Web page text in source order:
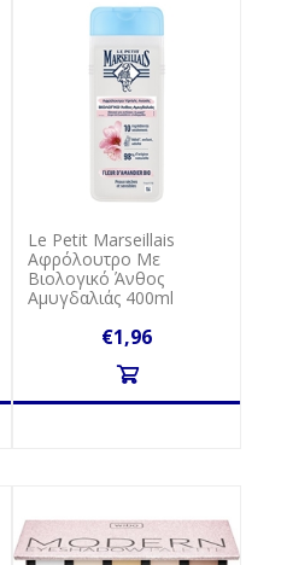
Le Petit Marseillais
Αφρόλουτρο Με
Βιολογικό Άνθος
Αμυγδαλιάς 400ml
€1,96